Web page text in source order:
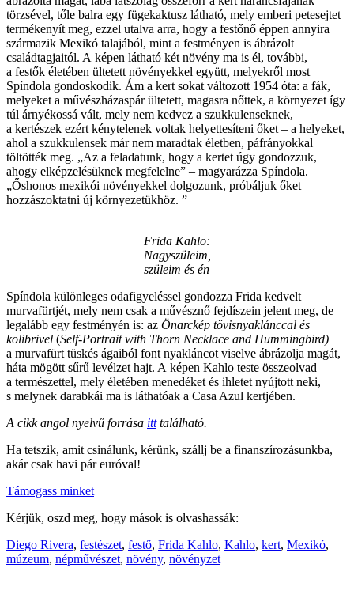
törzsével, tőle balra egy fügekaktusz látható, mely emberi petesejtet
termékenyít meg, ezzel utalva arra, hogy a festőnő éppen annyira
származik Mexikó talajából, mint a festményen is ábrázolt
családtagjaitól. A képen látható két növény ma is él, további,
a festők életében ültetett növényekkel együtt, melyekről most
Spíndola gondoskodik. Ám a kert sokat változott 1954 óta: a fák,
melyeket a művészházaspár ültetett, magasra nőttek, a környezet így
túl árnyékossá vált, mely nem kedvez a szukkulenseknek,
a kertészek ezért kénytelenek voltak helyettesíteni őket – a helyeket,
ahol a szukkulensek már nem maradtak életben, páfrányokkal
töltötték meg. „Az a feladatunk, hogy a kertet úgy gondozzuk,
ahogy elképzelésüknek megfelelne” – magyarázza Spíndola.
„Őshonos mexikói növényekkel dolgozunk, próbáljuk őket
hozzászoktatni új környezetükhöz. ”
Frida Kahlo:
Nagyszüleim,
szüleim és én
Spíndola különleges odafigyeléssel gondozza Frida kedvelt
murvafürtjét, mely nem csak a művésznő fejdíszein jelent meg, de
legalább egy festményén is: az Önarckép tövisnyaklánccal és
kolibrivel (Self-Portrait with Thorn Necklace and Hummingbird)
a murvafürt tüskés ágaiból font nyakláncot viselve ábrázolja magát,
háta mögött sűrű levélzet hajt. A képen Kahlo teste összeolvad
a természettel, mely életében menedéket és ihletet nyújtott neki,
s melynek darabkái ma is láthatóak a Casa Azul kertjében.
A cikk angol nyelvű forrása itttalálható.
Ha tetszik, amit csinálunk, kérünk, szállj be a finanszírozásunkba,
akár csak havi pár euróval!
Támogass minket
Kérjük, oszd meg, hogy mások is olvashassák:
Diego Rivera, festészet, festő, Frida Kahlo, Kahlo, kert, Mexikó,
múzeum, népművészet, növény, növényzet